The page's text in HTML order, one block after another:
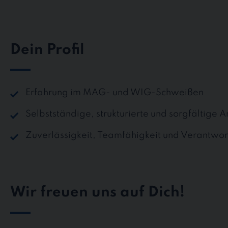
Dein Profil
Erfahrung im MAG- und WIG-Schweißen
Selbstständige, strukturierte und sorgfältige
Zuverlässigkeit, Teamfähigkeit und
Wir freuen uns auf Dich!